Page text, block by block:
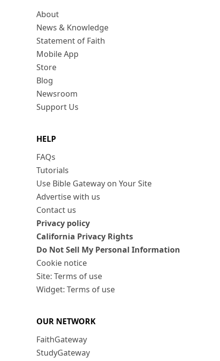
About
News & Knowledge
Statement of Faith
Mobile App
Store
Blog
Newsroom
Support Us
HELP
FAQs
Tutorials
Use Bible Gateway on Your Site
Advertise with us
Contact us
Privacy policy
California Privacy Rights
Do Not Sell My Personal Information
Cookie notice
Site: Terms of use
Widget: Terms of use
OUR NETWORK
FaithGateway
StudyGateway